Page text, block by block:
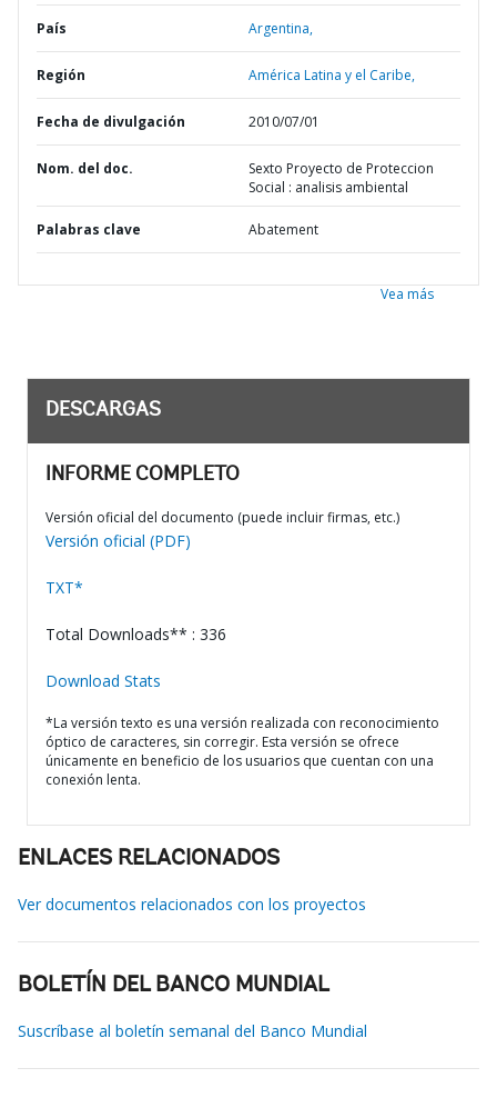
País Argentina,
Región América Latina y el Caribe,
Fecha de divulgación 2010/07/01
Nom. del doc.
Sexto Proyecto de Proteccion
Social : analisis ambiental
Palabras clave Abatement
Vea más
DESCARGAS
INFORME COMPLETO
Versión oficial del documento (puede incluir firmas, etc.)
Versión oficial (PDF)
TXT*
Total Downloads** : 336
Download Stats
*La versión texto es una versión realizada con reconocimiento
óptico de caracteres, sin corregir. Esta versión se ofrece
únicamente en beneficio de los usuarios que cuentan con una
conexión lenta.
ENLACES RELACIONADOS
Ver documentos relacionados con los proyectos
BOLETÍN DEL BANCO MUNDIAL
Suscríbase al boletín semanal del Banco Mundial